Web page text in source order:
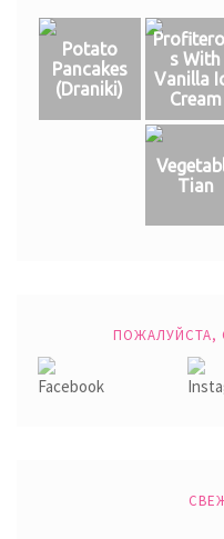
Potato
Pancakes
(Draniki)
s With
Vanilla
Cream
Tian
ПОЖАЛУЙСТА,